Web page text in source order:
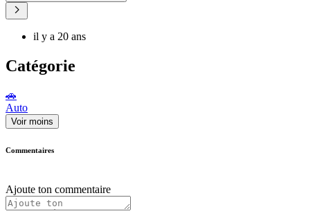
il y a 20 ans
Catégorie
🚗
Auto
Voir moins
Commentaires
Ajoute ton commentaire